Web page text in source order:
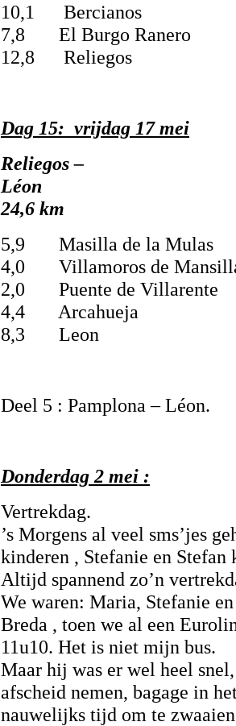
10,1 Bercianos
7,8 El Burgo Ranero
12,8 Reliegos
Dag 15: vrijdag 17 mei
Reliegos –
24,6 km
5,9 Masilla de la Mulas
4,0 Villamoros de
2,0 Puente de Villarente
4,4 Arcahueja
8,3 Leon
Deel 5 : Pamplona – Léon.
Donderdag 2 mei :
Vertrekdag.
’s Morgens al veel sms’jes
kinderen , Stefanie en
Altijd spannend zo’n
We waren: Maria, Stefanie
Breda , toen we al een
11u10. Het is niet mijn bus.
Maar hij was er wel heel
afscheid nemen, bagage in
nauwelijks tijd om te